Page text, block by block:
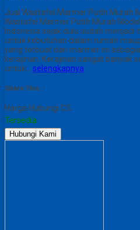
Jual Wastafel Marmer Putih Murah
Wastafel Marmer Putih Murah
Indonesia sejak dulu sudah menjadi
untuk kebutuhan dalam rumah
yang terbuat dari marmer ini
kerajinan. Kerajinan sangat banyak
untuk… selengkapnya
Share This :
Harga Hubungi CS
Tersedia
Hubungi Kami